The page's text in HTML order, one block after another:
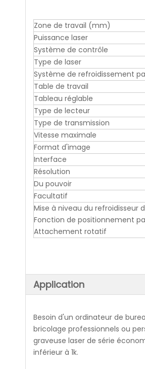
Zone de travail (mm)
Puissance laser
Système de contrôle
Type de laser
Système de refroidissement
Table de travail
Tableau réglable
Type de lecteur
Type de transmission
Vitesse maximale
Format d'image
Interface
Résolution
Du pouvoir
Facultatif
Mise à niveau du
Fonction de positionnement
Attachement rotatif
Application
Besoin d'un ordinateur de
bricolage professionnels ou
graveuse laser de série
inférieur à 1k.